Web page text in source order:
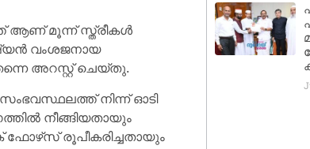
ആണ് മൂന്ന് സ്ത്രീകൾ
വംശജനായ
അറസ്റ്റ് ചെയ്തു.
നിന്ന് ഓടി
നീങ്ങിയതായും
ഫോഴ്‌സ് രൂപീകരിച്ചതായും